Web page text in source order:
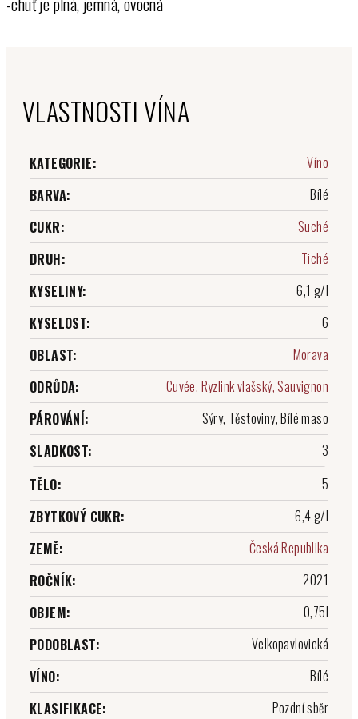
VLASTNOSTI VÍNA
KATEGORIE:
Víno
BARVA:
Bílé
CUKR:
Suché
DRUH:
Tiché
KYSELINY:
6,1 g/l
KYSELOST:
6
OBLAST:
Morava
ODRŮDA:
Cuvée, Ryzlink vlašský, Sauvignon
PÁROVÁNÍ:
Sýry, Těstoviny, Bílé maso
SLADKOST:
3
TĚLO:
5
ZBYTKOVÝ CUKR:
6,4 g/l
ZEMĚ:
Česká Republika
ROČNÍK:
2021
OBJEM:
0,75l
PODOBLAST:
Velkopavlovická
VÍNO:
Bílé
KLASIFIKACE:
Pozdní sběr